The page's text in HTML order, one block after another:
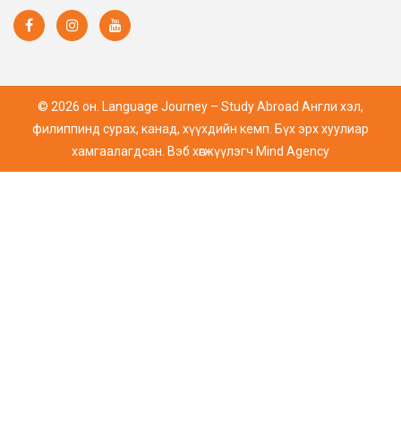
© 2026 он. Language Journey – Study Abroad Англи хэл,
филиппинд сурах, канад, хүүхдийн кемп. Бүх эрх хуулиар
хамгаалагдсан. Вэб хөгжүүлэгч Mind Agency